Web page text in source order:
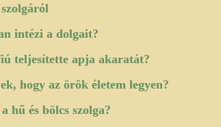
intézi a dolgait?
teljesítette apja akaratát?
hogy az örök életem legyen?
hű és bölcs szolga?